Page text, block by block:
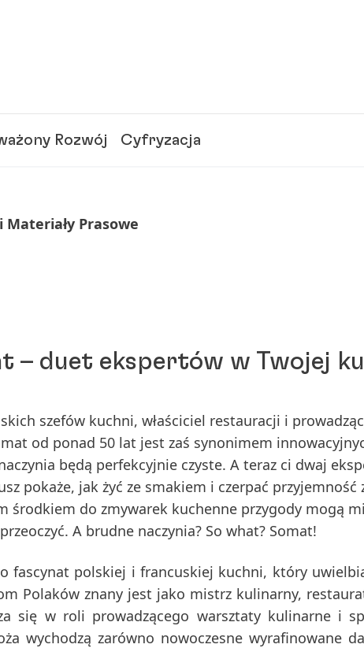
Rozwój Cyfryzacja
Prasowe
– duet ekspertów w Twojej
szefów kuchni, właściciel restauracji i
od ponad 50 lat jest zaś synonimem
będą perfekcyjnie czyste. A teraz ci dwaj
pokaże, jak żyć ze smakiem i czerpać przyjemność
środkiem do zmywarek kuchenne przygody mogą
A brudne naczynia? So what? Somat!
fascynat polskiej i francuskiej kuchni, który
Polaków znany jest jako mistrz kulinarny,
się w roli prowadzącego warsztaty kulinarne i
wychodzą zarówno nowoczesne wyrafinowane